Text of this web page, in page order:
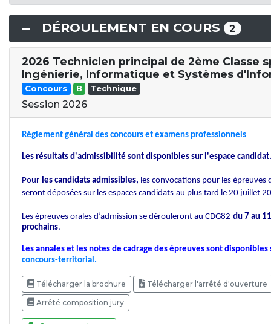
DÉROULEMENT EN COURS 2
2026 Technicien principal de 2ème Classe
Ingénierie, Informatique et Systèmes
Concours B Technique
Session 2026
Règlement général des concours et examens professionnels
Les résultats d'admissibilité sont disponibles sur l'espace candidat.
Pour les candidats admissibles, les convocations pour les épreuves
seront déposées sur les espaces candidats au plus tard le 20 juillet
Les épreuves orales d’admission se dérouleront au CDG82 du 7 au
prochains.
Les annales et les notes de cadrage des épreuves sont disponibles
concours-territorial.
Télécharger la brochure Télécharger l'arrêté d'ouverture
Arrêté composition jury